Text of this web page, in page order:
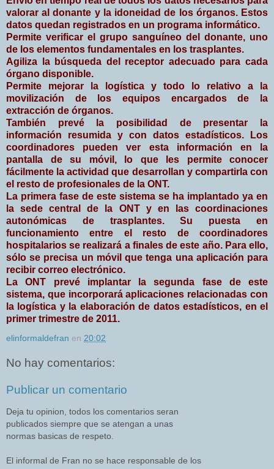
valorar al donante y la idoneidad de los órganos. Estos
datos quedan registrados en un programa informático.
Permite verificar el grupo sanguíneo del donante, uno
de los elementos fundamentales en los trasplantes.
Agiliza la búsqueda del receptor adecuado para cada
órgano disponible.
Permite mejorar la logística y todo lo relativo a la
movilización de los equipos encargados de la
extracción de órganos.
También prevé la posibilidad de presentar la
información resumida y con datos estadísticos. Los
coordinadores pueden ver esta información en la
pantalla de su móvil, lo que les permite conocer
fácilmente la actividad que desarrollan y compartirla con
el resto de profesionales de la ONT.
La primera fase de este sistema se ha implantado ya en
la sede central de la ONT y en las coordinaciones
autonómicas de trasplantes. Su puesta en
funcionamiento entre el resto de coordinadores
hospitalarios se realizará a finales de este año. Para ello,
sólo se precisa un móvil que tenga una aplicación para
recibir correo electrónico.
La ONT prevé implantar la segunda fase de este
sistema, que incorporará aplicaciones relacionadas con
la logística y la elaboración de datos estadísticos, en el
primer trimestre de 2011.
elinformaldefran en 20:02
No hay comentarios:
Publicar un comentario
Deja tu opinion, todos los comentarios seran
publicados siempre que se atengan a unas
normas basicas de respeto.
El informal de Fran no se hace responsable de los